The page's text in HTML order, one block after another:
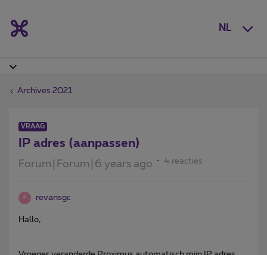
NL
Archives 2021
VRAAG
IP adres (aanpassen)
Forum|Forum|6 years ago 4 reacties
R revansgc
Hallo,